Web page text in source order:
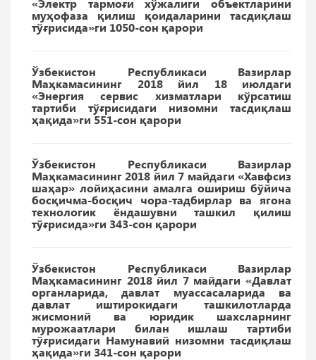
муҳофаза қилиш қоидаларини тасдиқлаш
тўғрисида»ги 1050-сон қарори
Ўзбекистон Республикаси Вазирлар
Маҳкамасининг 2018 йил 18 июлдаги
«Энергия сервис хизматлари кўрсатиш
тартиби тўғрисидаги низомни тасдиқлаш
ҳақида»ги 551-сон қарори
Ўзбекистон Республикаси Вазирлар
Маҳкамасининг 2018 йил 7 майдаги «Хавфсиз
шаҳар» лойиҳасини амалга ошириш бўйича
босқичма-босқич чора-тадбирлар ва ягона
технологик ёндашувни ташкил қилиш
тўғрисида»ги 343-сон қарори
Ўзбекистон Республикаси Вазирлар
Маҳкамасининг 2018 йил 7 майдаги «Давлат
органларида, давлат муассасаларида ва
давлат иштирокидаги ташкилотларда
жисмоний ва юридик шахсларнинг
мурожаатлари билан ишлаш тартиби
тўғрисидаги Намунавий низомни тасдиқлаш
ҳақида»ги 341-сон қарори